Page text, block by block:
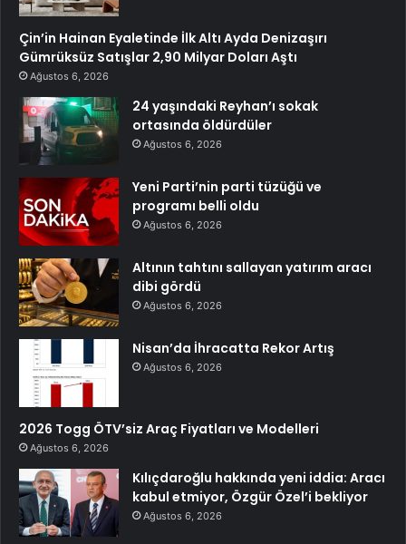
Çin’in Hainan Eyaletinde İlk Altı Ayda Denizaşırı
Gümrüksüz Satışlar 2,90 Milyar Doları Aştı
Ağustos 6, 2026
24 yaşındaki Reyhan’ı sokak
ortasında öldürdüler
Ağustos 6, 2026
Yeni Parti’nin parti tüzüğü ve
programı belli oldu
Ağustos 6, 2026
Altının tahtını sallayan yatırım aracı
dibi gördü
Ağustos 6, 2026
Nisan’da İhracatta Rekor Artış
Ağustos 6, 2026
2026 Togg ÖTV’siz Araç Fiyatları ve Modelleri
Ağustos 6, 2026
Kılıçdaroğlu hakkında yeni iddia: Aracı
kabul etmiyor, Özgür Özel’i bekliyor
Ağustos 6, 2026